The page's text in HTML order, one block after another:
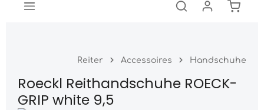
Reiter Accessoires Handschuhe
Roeckl Reithandschuhe ROECK-
GRIP white 9,5